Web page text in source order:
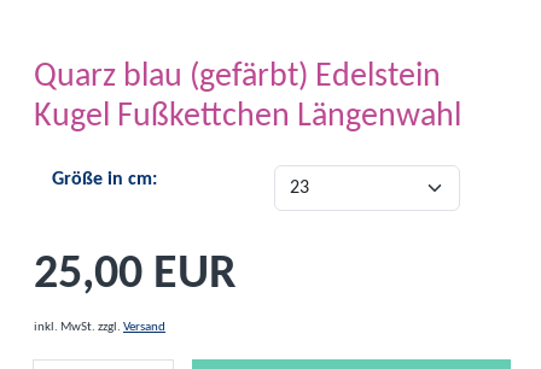
Quarz blau (gefärbt) Edelstein
Kugel Fußkettchen Längenwahl
Größe in cm:
25,00 EUR
inkl. MwSt. zzgl. Versand